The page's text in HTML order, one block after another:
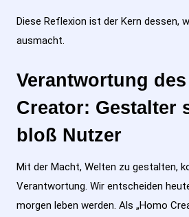
Diese Reflexion ist der Kern dessen,
ausmacht.
Verantwortung
Creator: Gestalter
bloß Nutzer
Mit der Macht, Welten zu gestalten,
Verantwortung. Wir entscheiden
morgen leben werden. Als „Homo